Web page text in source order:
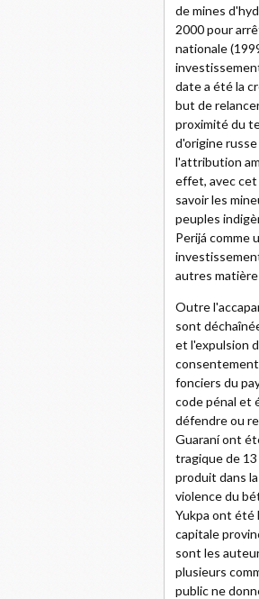
de mines
2000 pour
nationale
date a été la
but de
proximité du
d'origine
l'attribution
effet, avec cet
savoir les
peuples
Perijá comme
autres
Outre
sont
et l'expulsion
fonciers du
code pénal et
défendre ou
Guaraní ont
tragique de
produit dans
violence du
Yukpa ont été
capitale
sont les
plusieurs
public ne